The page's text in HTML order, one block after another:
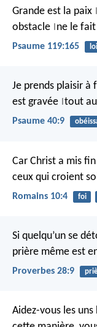
Grande est la paix
obstacle ne le
Psaume 119:165 loi
Je prends plaisir à
est gravée tout
Psaume 40:9
Car Christ a mis
ceux qui croient
Romains 10:4 foi
Si quelqu’un se
prière même est
Proverbes 28:9
Aidez-vous les